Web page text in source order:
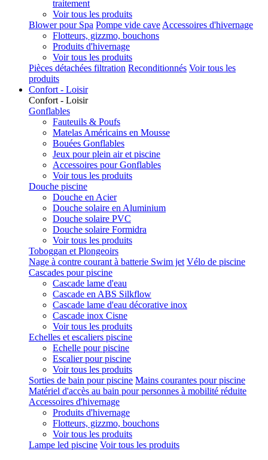
traitement
Voir tous les produits
Blower pour Spa Pompe vide cave Accessoires d'hivernage
Flotteurs, gizzmo, bouchons
Produits d'hivernage
Voir tous les produits
Pièces détachées filtration Reconditionnés Voir tous les
produits
Confort - Loisir
Confort - Loisir
Gonflables
Fauteuils & Poufs
Matelas Américains en Mousse
Bouées Gonflables
Jeux pour plein air et piscine
Accessoires pour Gonflables
Voir tous les produits
Douche piscine
Douche en Acier
Douche solaire en Aluminium
Douche solaire PVC
Douche solaire Formidra
Voir tous les produits
Toboggan et Plongeoirs
Nage à contre courant à batterie Swim jet Vélo de piscine
Cascades pour piscine
Cascade lame d'eau
Cascade en ABS Silkflow
Cascade lame d'eau décorative inox
Cascade inox Cisne
Voir tous les produits
Echelles et escaliers piscine
Echelle pour piscine
Escalier pour piscine
Voir tous les produits
Sorties de bain pour piscine Mains courantes pour piscine
Matériel d'accès au bain pour personnes à mobilité réduite
Accessoires d'hivernage
Produits d'hivernage
Flotteurs, gizzmo, bouchons
Voir tous les produits
Lampe led piscine Voir tous les produits